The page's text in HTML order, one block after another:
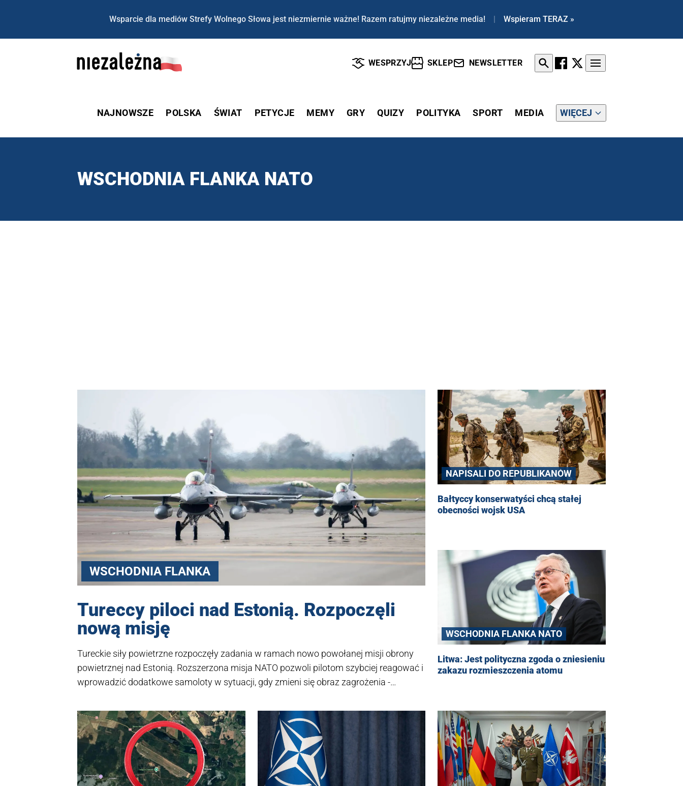
Wsparcie dla mediów Strefy Wolnego Słowa jest niezmiernie ważne! Razem ratujmy niezależne media! | Wspieram TERAZ »
WESPRZYJ SKLEP NEWSLETTER
NAJNOWSZE POLSKA ŚWIAT PETYCJE MEMY GRY QUIZY POLITYKA SPORT MEDIA WIĘCEJ
WSCHODNIA FLANKA NATO
WSCHODNIA FLANKA
Tureccy piloci nad Estonią. Rozpoczęli
nową misję
Tureckie siły powietrzne rozpoczęły zadania w ramach nowo powołanej misji obrony
powietrznej nad Estonią. Rozszerzona misja NATO pozwoli pilotom szybciej reagować i
wprowadzić dodatkowe samoloty w sytuacji, gdy zmieni się obraz zagrożenia -
NAPISALI DO REPUBLIKANÓW
Bałtyccy konserwatyści chcą stałej
obecności wojsk USA
WSCHODNIA FLANKA NATO
Litwa: Jest polityczna zgoda o zniesieniu
zakazu rozmieszczenia atomu